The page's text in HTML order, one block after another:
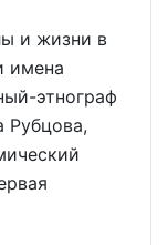
и жизни в
имена
этнограф
Рубцова,